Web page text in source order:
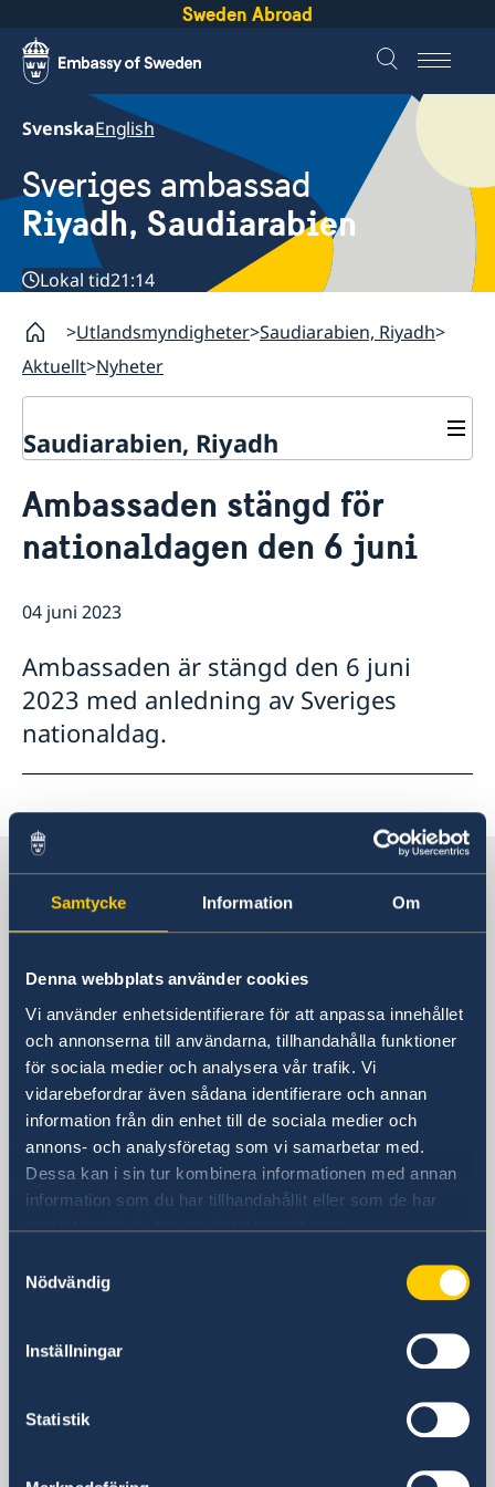
Samtycke Information Om
Denna webbplats använder cookies
Vi använder enhetsidentifierare för att anpassa innehållet
och annonserna till användarna, tillhandahålla funktioner
för sociala medier och analysera vår trafik. Vi
vidarebefordrar även sådana identifierare och annan
information från din enhet till de sociala medier och
annons- och analysföretag som vi samarbetar med.
Dessa kan i sin tur kombinera informationen med annan
information som du har tillhandahållit eller som de har
samlat in när du har använt deras tjänster.
Nödvändig
Inställningar
Statistik
Sweden Abroad
SvenskaEnglish
Sveriges ambassad
Riyadh, Saudiarabien
Lokal tid21:14
Utlandsmyndigheter Saudiarabien, Riyadh
Aktuellt Nyheter
Saudiarabien, Riyadh
Om oss
Så stöttar vi svenska företag
Svenska företag i Saudiarabien, Oman och Jemen
Nyheter
Avgifter
Ambassaden stängd för
nationaldagen den 6 juni
04 juni 2023
Ambassaden är stängd den 6 juni
2023 med anledning av Sveriges
nationaldag.
Sverige i Saudiarabien
Besöksadress
Tayma Street
Lenah Residential Area
Diplomatic Quarter
Byggnad nummer: 3743
Zip: 12513-8384
Riyadh
Postadress
Embassy of Sweden
Riyadh 11693
Saudi Arabia
+966-11-8806700
+966-11-482-77- 96